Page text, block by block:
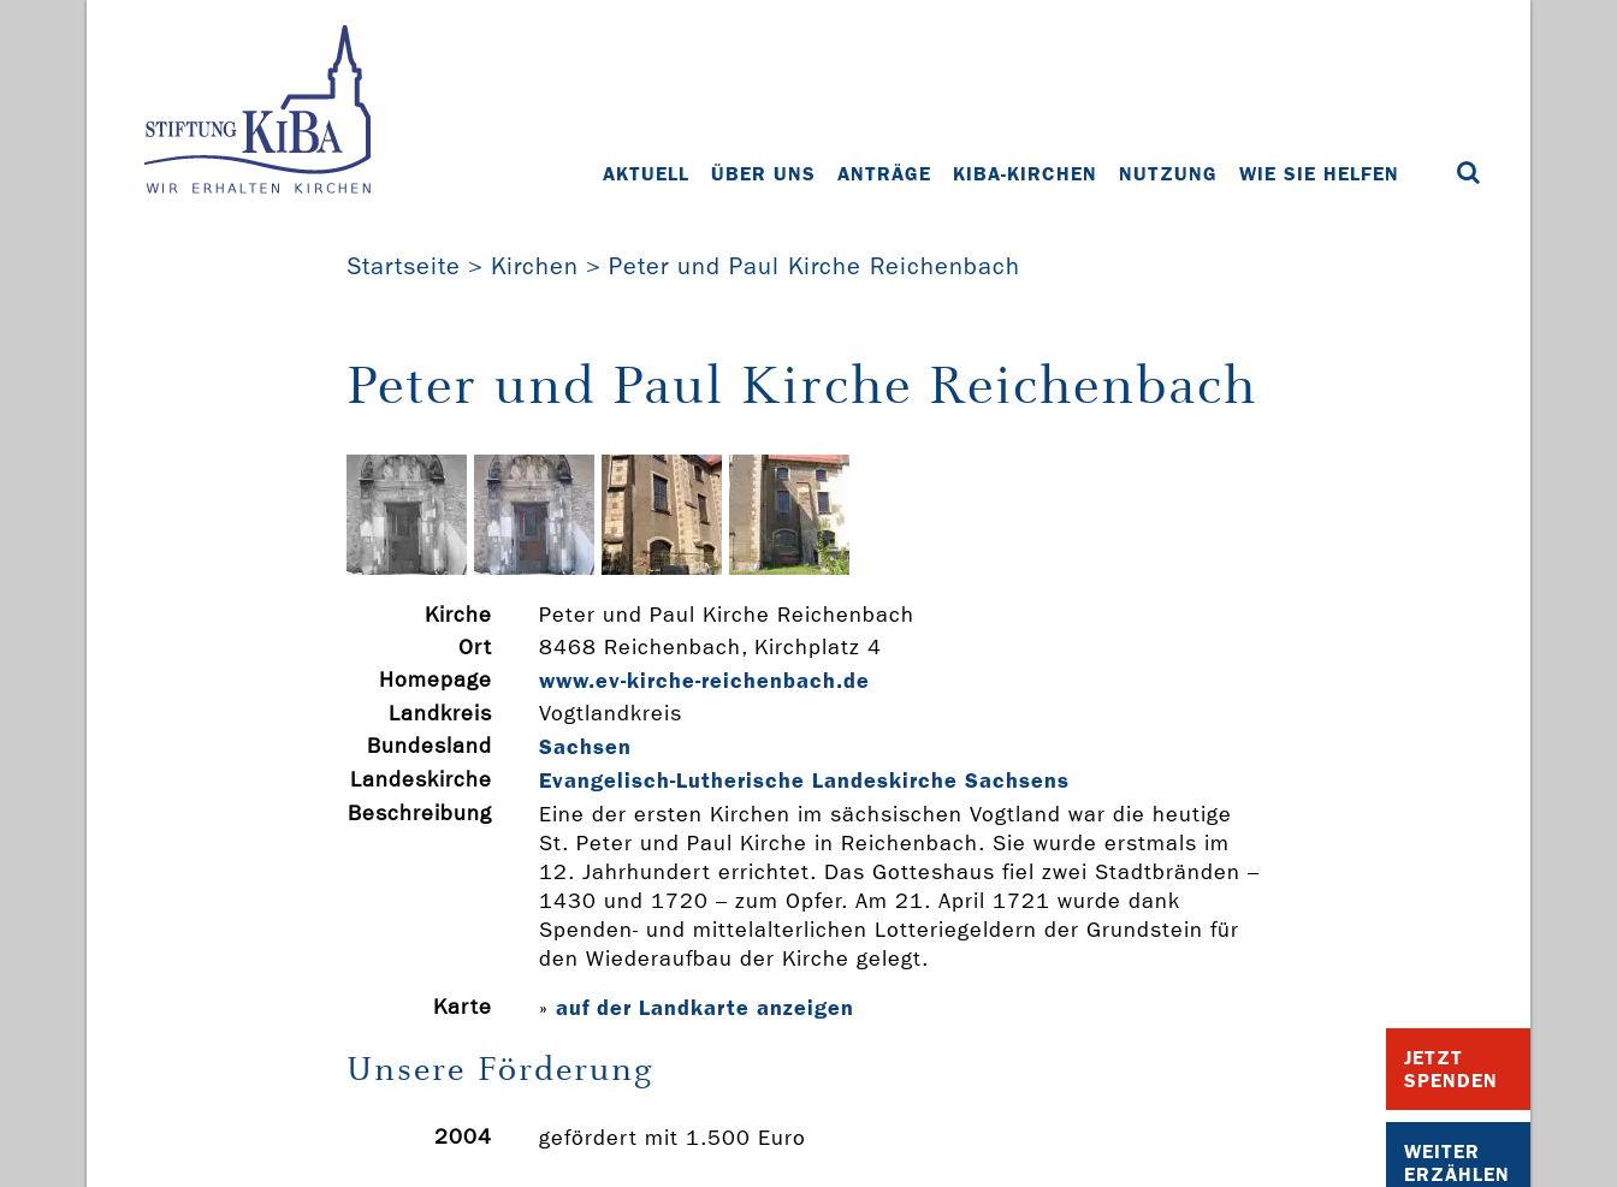
AKTUELL ÜBER UNS ANTRÄGE KIBA-KIRCHEN NUTZUNG WIE SIE HELFEN
JETZT
SPENDEN
WEITER
ERZÄHLEN
Startseite Kirchen Peter und Paul Kirche Reichenbach
Peter und Paul Kirche Reichenbach
Kirche
Peter und Paul Kirche Reichenbach
Ort
8468 Reichenbach, Kirchplatz 4
Homepage
www.ev-­kirche-­reichenbach.de
Landkreis
Vogtlandkreis
Bundesland
Sachsen
Landeskirche Evangelisch-Lutherische Landeskirche Sachsens
Beschreibung
Eine der ersten Kirchen im sächsischen Vogtland war die heutige
St. Peter und Paul Kirche in Reichenbach. Sie wurde erstmals im
12. Jahrhundert errichtet. Das Gotteshaus fiel zwei Stadtbränden –
1430 und 1720 – zum Opfer. Am 21. April 1721 wurde dank
Spenden- und mittelalterlichen Lotteriegeldern der Grundstein für
den Wiederaufbau der Kirche gelegt.
Karte
» auf der Landkarte anzeigen
Unsere Förderung
2004 gefördert mit 1.500 Euro